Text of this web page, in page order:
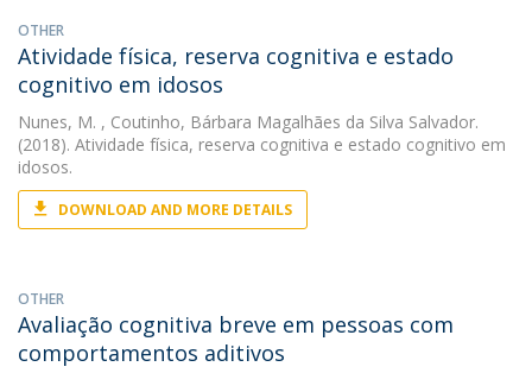
OTHER
Atividade física, reserva cognitiva e estado
cognitivo em idosos
Nunes, M. , Coutinho, Bárbara Magalhães da Silva Salvador.
(2018). Atividade física, reserva cognitiva e estado cognitivo em
idosos.
DOWNLOAD AND MORE DETAILS
OTHER
Avaliação cognitiva breve em pessoas com
comportamentos aditivos